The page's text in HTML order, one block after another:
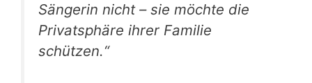
Sängerin nicht – sie möchte die
Privatsphäre ihrer Familie
schützen.“